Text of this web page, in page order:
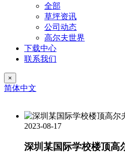
全部
草坪资讯
公司动态
高尔夫世界
下载中心
联系我们
×
简体中文
2023-08-17
深圳某国际学校楼顶高